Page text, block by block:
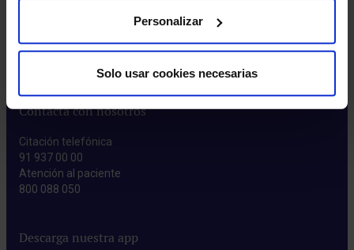
Personalizar
Solo usar cookies necesarias
Eventos​
Contacta con nosotros
Citación telefónica
91 937 00 00
Atención al paciente
800 088 050
Descarga nuestra app